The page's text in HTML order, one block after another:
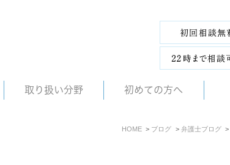
取り扱い分野 初めての方へ
HOME ブログ 弁護士ブログ